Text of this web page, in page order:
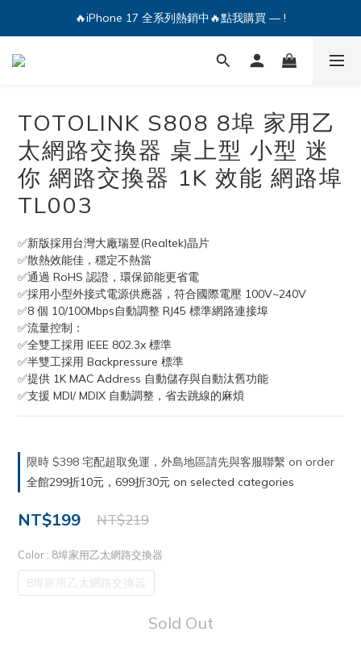
🔥iPhone 17 全系列熱銷中🔥點我購買 — !
🔥iPhone 17 全系列熱銷中🔥點我購買 — !
TOTOLINK S808 8埠 家用乙
太網路交換器 桌上型 小型 迷
你 網路交換器 1K 效能 網路埠
TL003
✅新版採用台灣大廠瑞昱(Realtek)晶片
✅散熱效能佳，穩定不熱當
✅通過 RoHS 認證，環保節能更省電
✅採用小型外接式電源供應器，符合國際電壓 100V~240V
✅8 個 10/100Mbps自動調整 RJ45 標準網路連接埠
✅流量控制：
✅全雙工採用 IEEE 802.3x 標準
✅半雙工採用 Backpressure 標準
✅提供 1K MAC Address 自動儲存與自動汰舊功能
✅支援 MDI/ MDIX 自動調整，省去跳線的麻煩
限時 $398 宅配超取免運，外島地區請先與客服聯繫 on order
全館299折10元，699折30元 on selected categories
NT$199 NT$219
Color : 8埠家用乙太網路交換器
8埠家用乙太網路交換器
Sold Out